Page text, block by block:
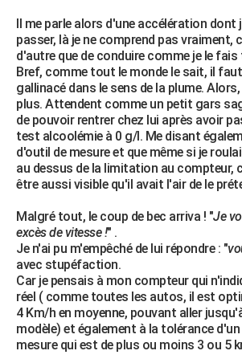
PROGRAMME TV
COPAINS D'AVANT
S'inscrire
Se connecter
Lycées
Collèges
Primaires
Universités
Entreprises
Service militaire
Avis de recherche
AVIS DE DÉCÈS
FORUM
Bricolage
Lifestyle
Culture
Sport
Auto
Television
Voyage
Cinema
Il me parle alors d'une accélération dont
passer, là je ne comprend pas vraiment,
d'autre que de conduire comme je le
Bref, comme tout le monde le sait, il
gallinacé dans le sens de la plume.
plus. Attendent comme un petit gars
de pouvoir rentrer chez lui après avoir
test alcoolémie à 0 g/l. Me disant
d'outil de mesure et que même si je
au dessus de la limitation au compteur,
être aussi visible qu'il avait l'air de le
Malgré tout, le coup de bec arriva ! "Je
excès de vitesse !" .
Je n'ai pu m'empêché de lui répondre : "
avec stupéfaction.
Car je pensais à mon compteur qui
réel ( comme toutes les autos, il est
4 Km/h en moyenne, pouvant aller
modèle) et également à la tolérance d'un
mesure qui est de plus ou moins 3 ou 5